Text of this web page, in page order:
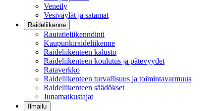
Veneily
Vesiväylät ja satamat
Raideliikenne
Rautatieliikennöinti
Kaupunkiraideliikenne
Raideliikenteen kalusto
Raideliikenteen koulutus ja pätevyydet
Rataverkko
Raideliikenteen turvallisuus ja toimintavarmuus
Raideliikenteen säädökset
Junamatkustajat
Ilmailu